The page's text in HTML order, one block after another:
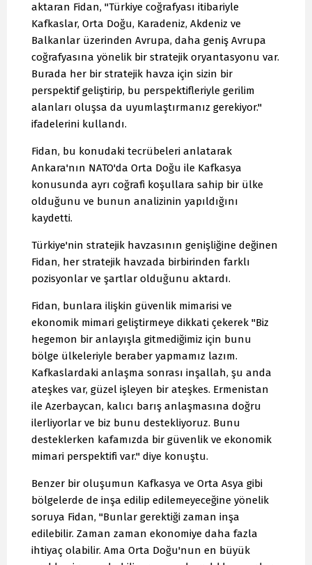
aktaran Fidan, "Türkiye coğrafyası itibariyle
Kafkaslar, Orta Doğu, Karadeniz, Akdeniz ve
Balkanlar üzerinden Avrupa, daha geniş Avrupa
coğrafyasına yönelik bir stratejik oryantasyonu var.
Burada her bir stratejik havza için sizin bir
perspektif geliştirip, bu perspektifleriyle gerilim
alanları oluşsa da uyumlaştırmanız gerekiyor."
ifadelerini kullandı.
Fidan, bu konudaki tecrübeleri anlatarak
Ankara'nın NATO'da Orta Doğu ile Kafkasya
konusunda ayrı coğrafi koşullara sahip bir ülke
olduğunu ve bunun analizinin yapıldığını
kaydetti.
Türkiye'nin stratejik havzasının genişliğine değinen
Fidan, her stratejik havzada birbirinden farklı
pozisyonlar ve şartlar olduğunu aktardı.
Fidan, bunlara ilişkin güvenlik mimarisi ve
ekonomik mimari geliştirmeye dikkati çekerek "Biz
hegemon bir anlayışla gitmediğimiz için bunu
bölge ülkeleriyle beraber yapmamız lazım.
Kafkaslardaki anlaşma sonrası inşallah, şu anda
ateşkes var, güzel işleyen bir ateşkes. Ermenistan
ile Azerbaycan, kalıcı barış anlaşmasına doğru
ilerliyorlar ve biz bunu destekliyoruz. Bunu
desteklerken kafamızda bir güvenlik ve ekonomik
mimari perspektifi var." diye konuştu.
Benzer bir oluşumun Kafkasya ve Orta Asya gibi
bölgelerde de inşa edilip edilemeyeceğine yönelik
soruya Fidan, "Bunlar gerektiği zaman inşa
edilebilir. Zaman zaman ekonomiye daha fazla
ihtiyaç olabilir. Ama Orta Doğu'nun en büyük